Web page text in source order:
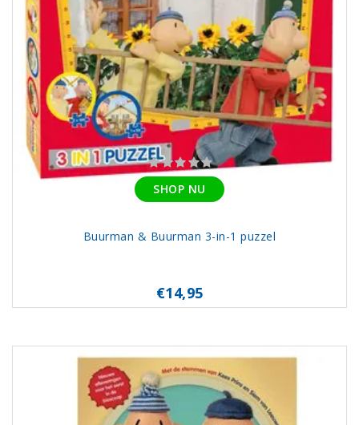
SHOP NU
Buurman & Buurman 3-in-1 puzzel
€14,95